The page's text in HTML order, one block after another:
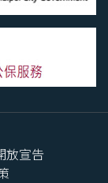
放宣告